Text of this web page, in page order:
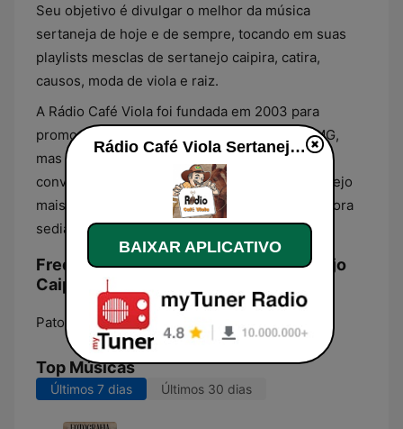
Seu objetivo é divulgar o melhor da música
sertaneja de hoje e de sempre, tocando em suas
playlists mesclas de sertanejo caipira, catira,
causos, moda de viola e raiz.
A Rádio Café Viola foi fundada em 2003 para
promover o Café do Cerrado de Patrocínio, MG,
mas seu êxito junto do público rapidamente a
converteu em uma das rádios online de sertanejo
mais ouvidas em Minas Gerais. Encontra-se agora
sediada em Patos de Minas, MG.
Frequências Rádio Café Viola Sertanejo
Caipira:
Patos de Minas: Online
Top Músicas
Últimos 7 dias Últimos 30 dias
Rádio Café Viola Sertanejo Caipira ao vivo
BAIXAR APLICATIVO